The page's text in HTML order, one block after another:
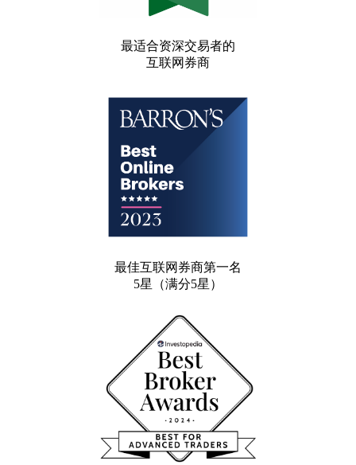
最适合资深交易者的
互联网券商
最佳互联网券商第一名
5星（满分5星）